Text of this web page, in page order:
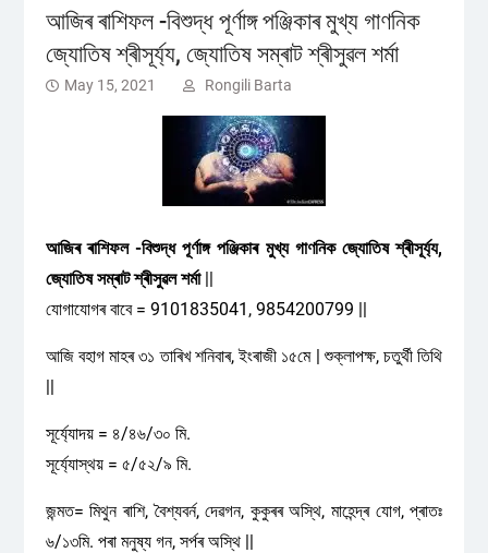
আজিৰ ৰাশিফল -বিশুদ্ধ পূৰ্ণাঙ্গ পঞ্জিকাৰ মুখ্য গাণনিক
জ্যোতিষ শ্ৰীসূৰ্য্য, জ্যোতিষ সম্ৰাট শ্ৰীসুৱল শৰ্মা
May 15, 2021 Rongili Barta
আজিৰ ৰাশিফল -বিশুদ্ধ পূৰ্ণাঙ্গ পঞ্জিকাৰ মুখ্য গাণনিক জ্যোতিষ শ্ৰীসূৰ্য্য,
জ্যোতিষ সম্ৰাট শ্ৰীসুৱল শৰ্মা||
যোগাযোগৰ বাবে = 9101835041, 9854200799 ||
আজি বহাগ মাহৰ ৩১ তাৰিখ শনিবাৰ, ইংৰাজী ১৫মে | শুক্লাপক্ষ, চতুৰ্থী তিথি
||
সূৰ্য্যোদয় = ৪/৪৬/৩০ মি.
সূৰ্য্যোস্থয় = ৫/৫২/৯ মি.
জন্মত= মিথুন ৰাশি, বৈশ্যবৰ্ন, দেৱগন, কুকুৰৰ অস্থি, মাহেন্দ্ৰ যোগ, প্ৰাতঃ
৬/১৩মি. পৰা মনুষ্য গন, সৰ্পৰ অস্থি ||